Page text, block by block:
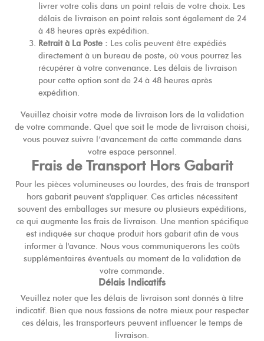
livrer votre colis dans un point relais de votre choix. Les
délais de livraison en point relais sont également de 24
à 48 heures après expédition.
Retrait à La Poste : Les colis peuvent être expédiés
directement à un bureau de poste, où vous pourrez les
récupérer à votre convenance. Les délais de livraison
pour cette option sont de 24 à 48 heures après
expédition.
Veuillez choisir votre mode de livraison lors de la validation
de votre commande. Quel que soit le mode de livraison choisi,
vous pouvez suivre l’avancement de cette commande dans
votre espace personnel.
Frais de Transport Hors Gabarit
Pour les pièces volumineuses ou lourdes, des frais de transport
hors gabarit peuvent s'appliquer. Ces articles nécessitent
souvent des emballages sur mesure ou plusieurs expéditions,
ce qui augmente les frais de livraison. Une mention spécifique
est indiquée sur chaque produit hors gabarit afin de vous
informer à l'avance. Nous vous communiquerons les coûts
supplémentaires éventuels au moment de la validation de
votre commande.
Délais Indicatifs
Veuillez noter que les délais de livraison sont donnés à titre
indicatif. Bien que nous fassions de notre mieux pour respecter
ces délais, les transporteurs peuvent influencer le temps de
livraison.